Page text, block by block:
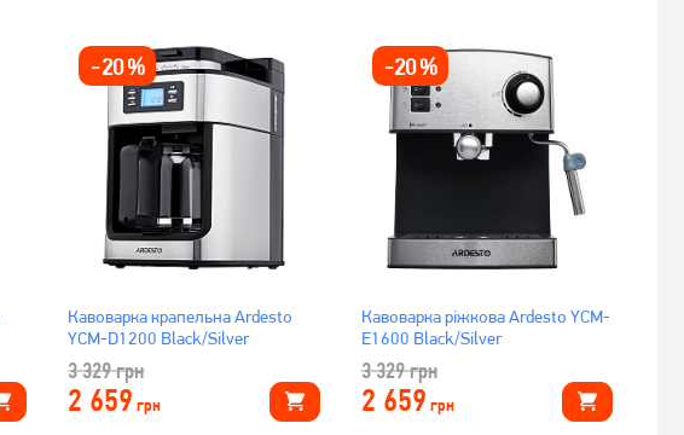
-20%
Кавоварка крапельна Ardesto
YCM-D1200 Black/Silver
3 329грн
2 659 грн
-20%
Кавоварка ріжкова Ardesto YCM-
E1600 Black/Silver
3 329грн
2 659 грн